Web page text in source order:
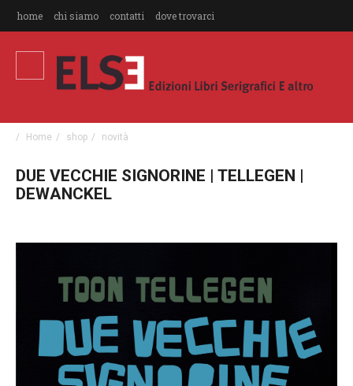
home chi siamo contatti dove trovarci
Home shop novità
DUE VECCHIE SIGNORINE | TELLEGEN |
DEWANCKEL